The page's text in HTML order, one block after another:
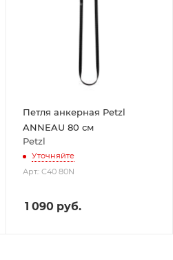
Петля анкерная Petzl
ANNEAU 80 см
Petzl
Уточняйте
Арт.: C40 80N
1 090 руб.